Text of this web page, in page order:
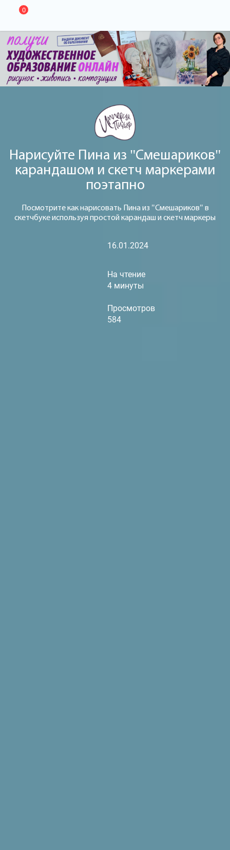
0
Нарисуйте Пина из "Смешариков"
карандашом и скетч маркерами
поэтапно
Посмотрите как нарисовать Пина из "Смешариков" в
скетчбуке используя простой карандаш и скетч маркеры
16.01.2024
На чтение
4 минуты
Просмотров
584